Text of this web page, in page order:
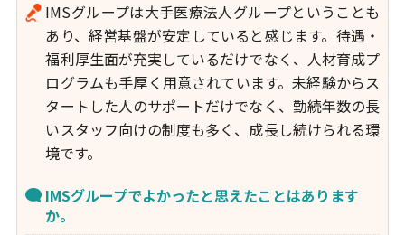
IMSグループは大手医療法人グループということも
あり、経営基盤が安定していると感じます。待遇・
福利厚生面が充実しているだけでなく、人材育成プ
ログラムも手厚く用意されています。未経験からス
タートした人のサポートだけでなく、勤続年数の長
いスタッフ向けの制度も多く、成長し続けられる環
境です。
IMSグループでよかったと思えたことはあります
か。